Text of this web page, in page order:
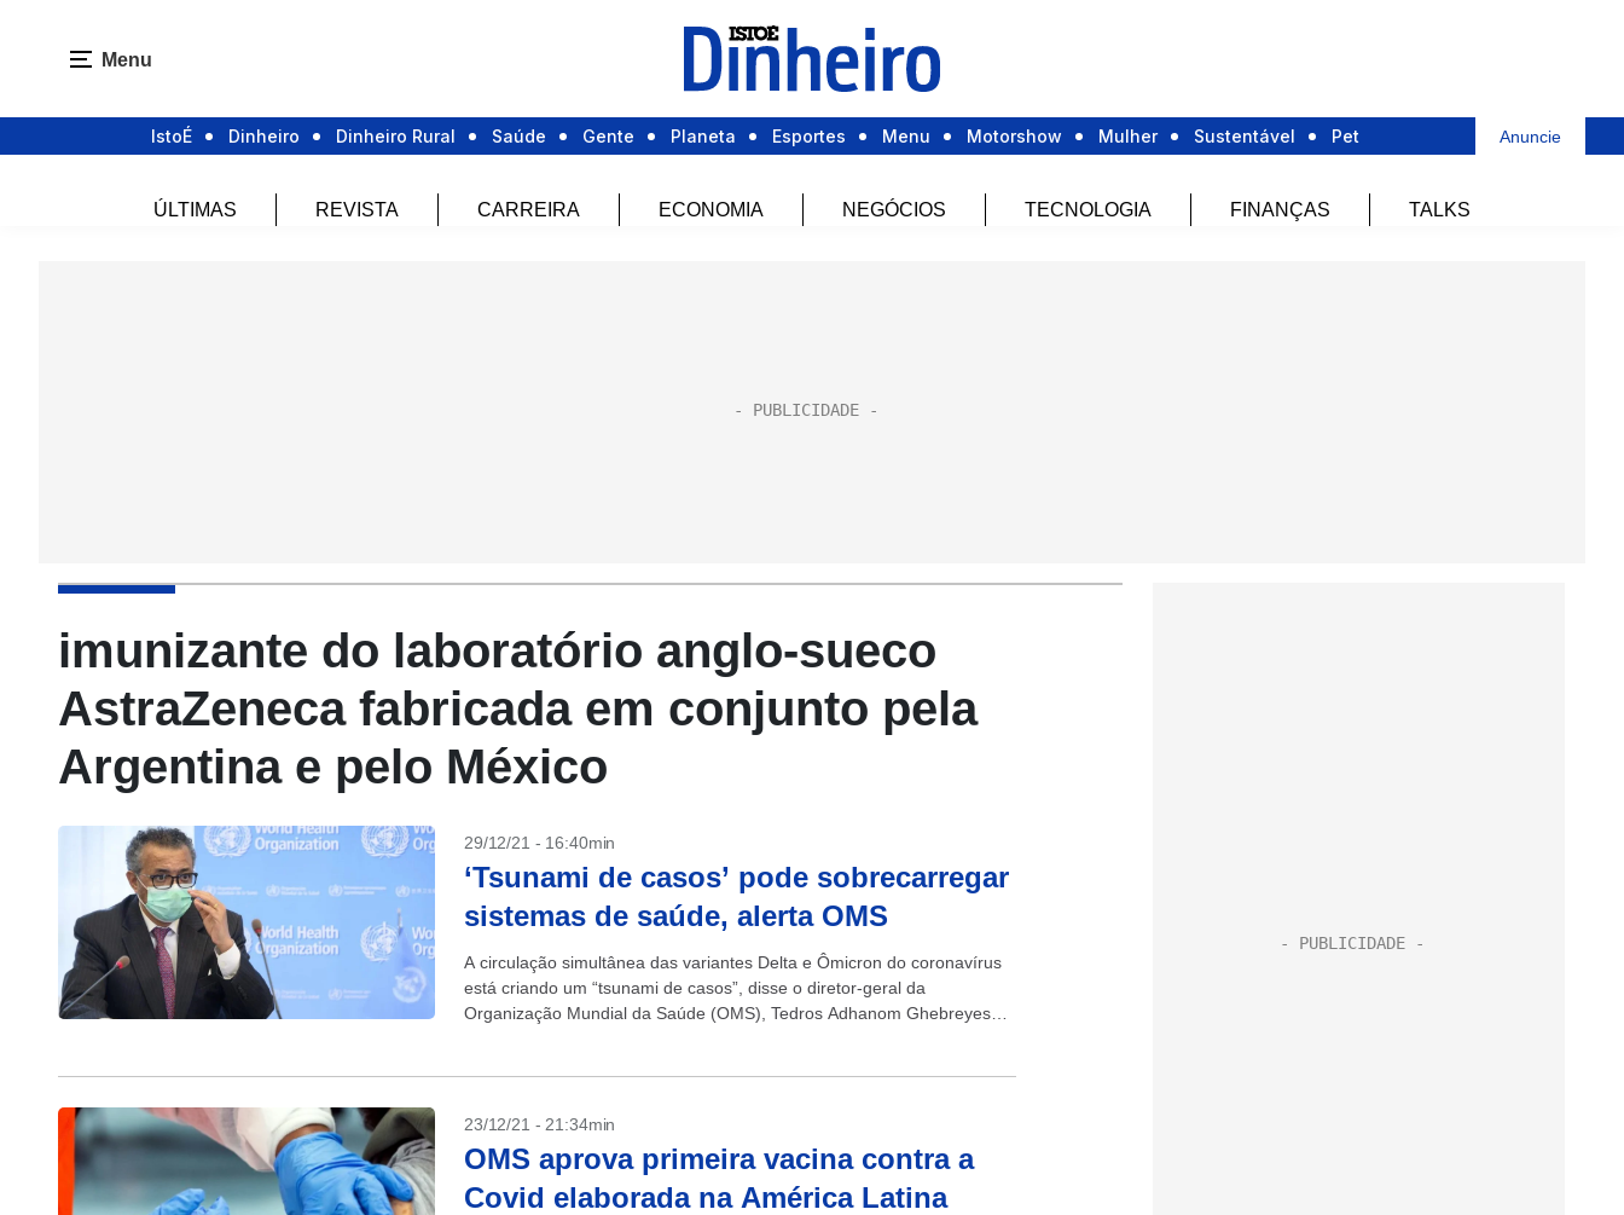
Menu
IstoÉ Dinheiro Dinheiro Rural Saúde Gente Planeta Esportes Menu Motorshow Mulher Sustentável Pet Anuncie
ÚLTIMAS REVISTA CARREIRA ECONOMIA NEGÓCIOS TECNOLOGIA FINANÇAS TALKS
imunizante do laboratório anglo-sueco
AstraZeneca fabricada em conjunto pela
Argentina e pelo México
29/12/21 - 16:40min
‘Tsunami de casos’ pode sobrecarregar
sistemas de saúde, alerta OMS
A circulação simultânea das variantes Delta e Ômicron do coronavírus
está criando um “tsunami de casos”, disse o diretor-geral da
Organização Mundial da Saúde (OMS), Tedros Adhanom Ghebreyesus,
23/12/21 - 21:34min
OMS aprova primeira vacina contra a
Covid elaborada na América Latina